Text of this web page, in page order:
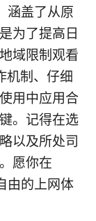
涵盖了从原
为了提高日
域限制观看
机制、仔细
用中应用合
。记得在选
以及所处司
愿你在
由的上网体